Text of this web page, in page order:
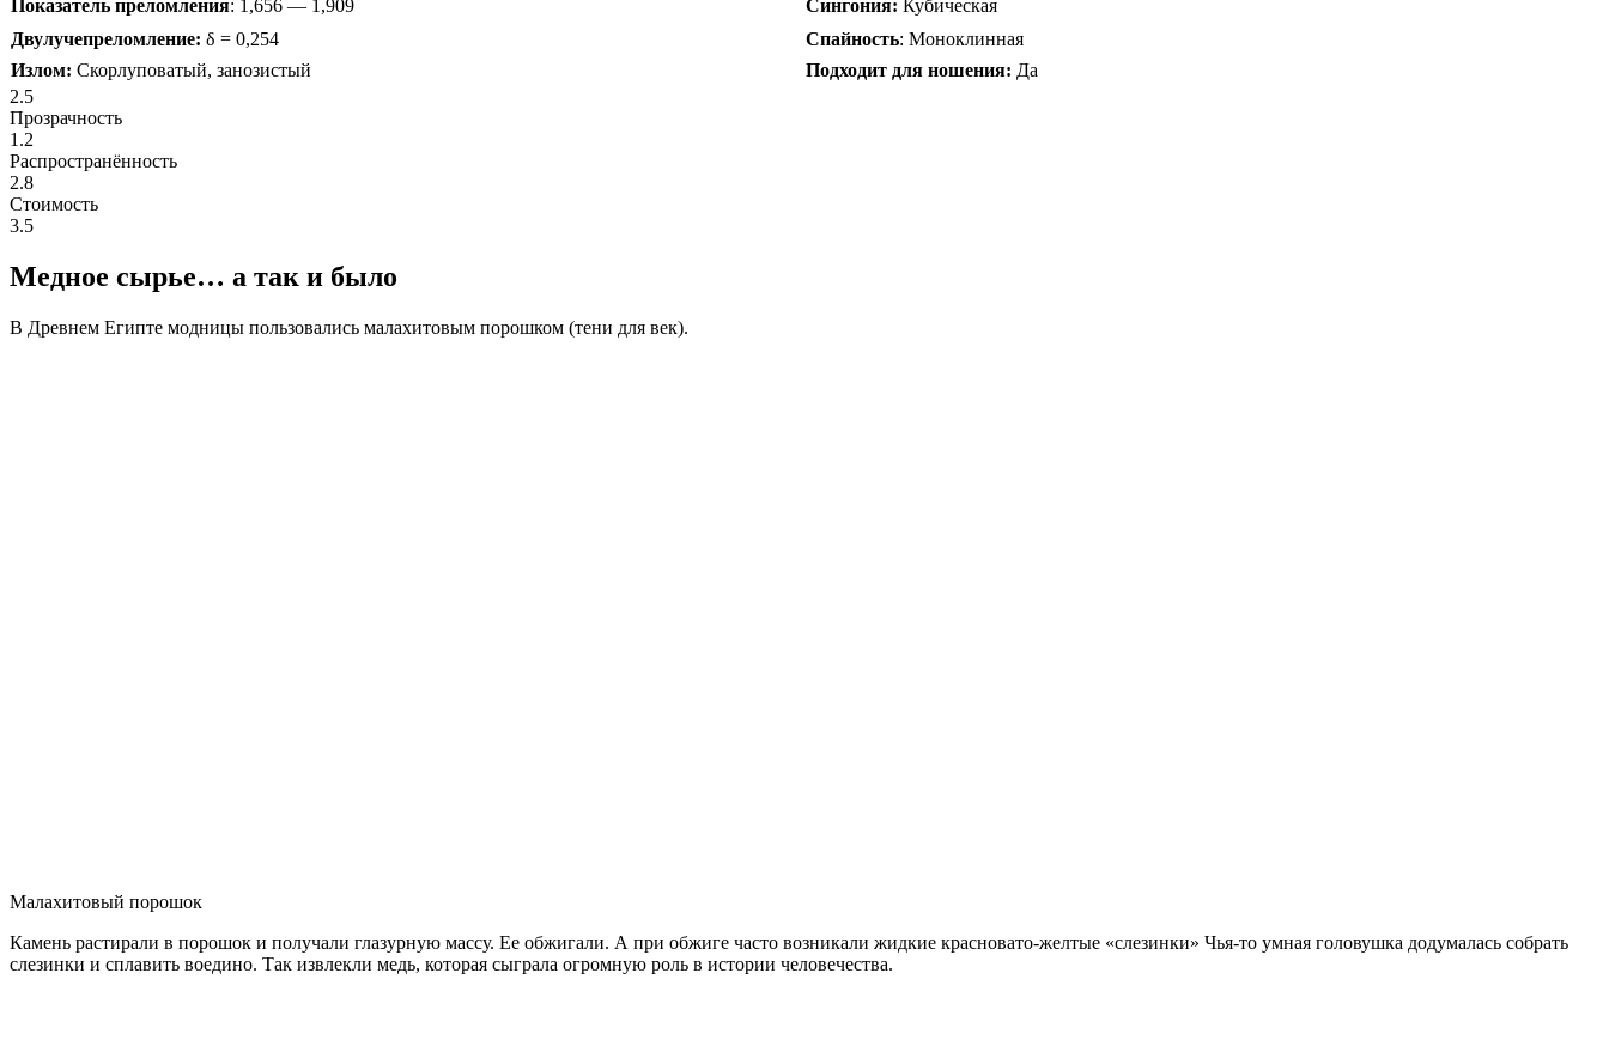
Показатель преломления: 1,656 — 1,909 Сингония: Кубическая
Двулучепреломление: δ = 0,254 Спайность: Моноклинная
Излом: Скорлуповатый, занозистый Подходит для ношения: Да
2.5
Прозрачность
1.2
Распространённость
2.8
Стоимость
3.5
Медное сырье… а так и было
В Древнем Египте модницы пользовались малахитовым порошком (тени для век).
Малахитовый порошок
Камень растирали в порошок и получали глазурную массу. Ее обжигали. А при обжиге часто возникали жидкие красновато-желтые «слезинки» Чья-то умная головушка додумалась собрать
слезинки и сплавить воедино. Так извлекли медь, которая сыграла огромную роль в истории человечества.